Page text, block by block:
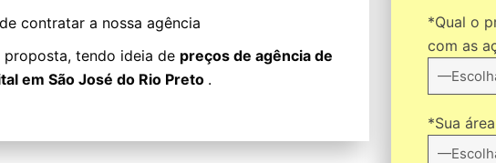
contratar a nossa agência
tendo ideia de preços de agência de
em São José do Rio Preto .
*Qual o
com as
*Sua